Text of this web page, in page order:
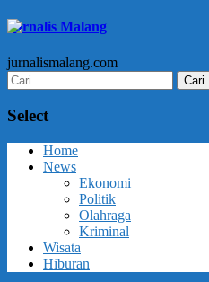
Jurnalis Malang
jurnalismalang.com
Cari
untuk:
Select
Home
News
Ekonomi
Politik
Olahraga
Kriminal
Wisata
Hiburan